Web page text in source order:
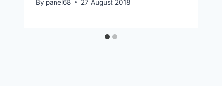
By panel68 27 August 2018